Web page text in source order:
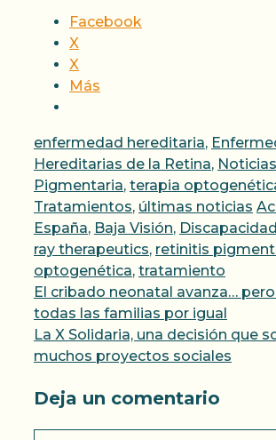
Facebook
X
X
Más
Categorías
enfermedad hereditaria,
Hereditarias de la Retina, Noticias
Pigmentaria, terapia
Tratamientos, últimas noticias
España, Baja Visión,
ray therapeutics, retinitis
optogenética, tratamiento
El cribado neonatal avanza…
todas las familias por igual
La X Solidaria, una decisión que
muchos proyectos sociales
Deja un comentario